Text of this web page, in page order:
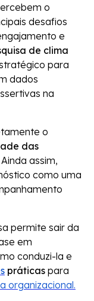
o
desafios
e
de clima
para
dados
na
o
das
Ainda assim,
como uma
permite sair da
em
conduzi-la e
práticas para
organizacional.